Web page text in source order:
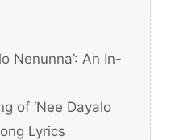
Nenunna’: An In-
of ‘Nee Dayalo
Lyrics